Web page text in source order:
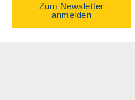
Zum Newsletter
anmelden